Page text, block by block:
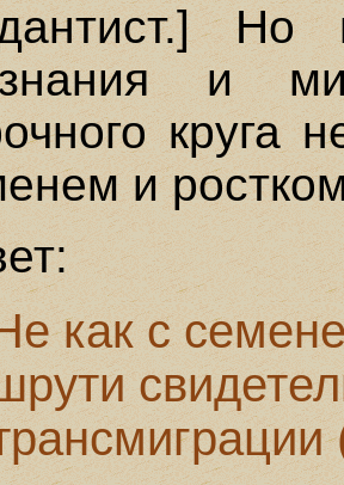
Но
и
круга
и
как с